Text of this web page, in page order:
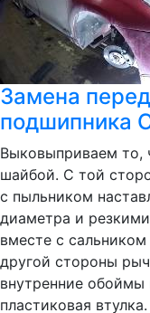
Замена
подшипника
Выковыприваем то,
шайбой. С той
с пыльником
диаметра и
вместе с
другой стороны
внутренние
пластиковая